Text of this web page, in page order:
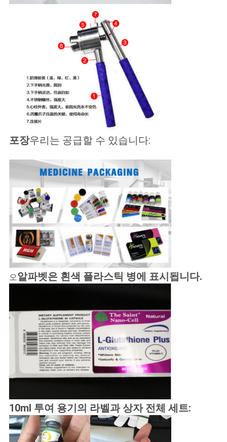
포장우리는 공급할 수 있습니다:
오알파벳은 흰색 플라스틱 병에 표시됩니다.
10ml 투여 용기의 라벨과 상자 전체 세트: